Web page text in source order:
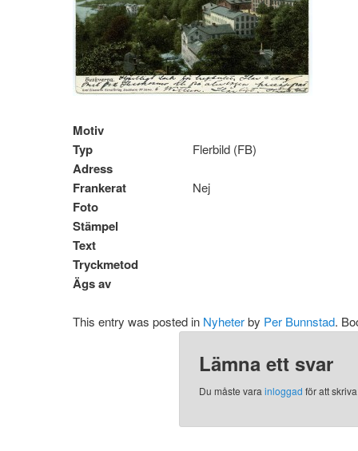
Motiv
Typ
Flerbild (FB)
Adress
Frankerat
Nej
Foto
Stämpel
Text
Tryckmetod
Ägs av
This entry was posted in Nyheterby Per Bunnstad.
Lämna ett svar
Du måste varainloggad för att